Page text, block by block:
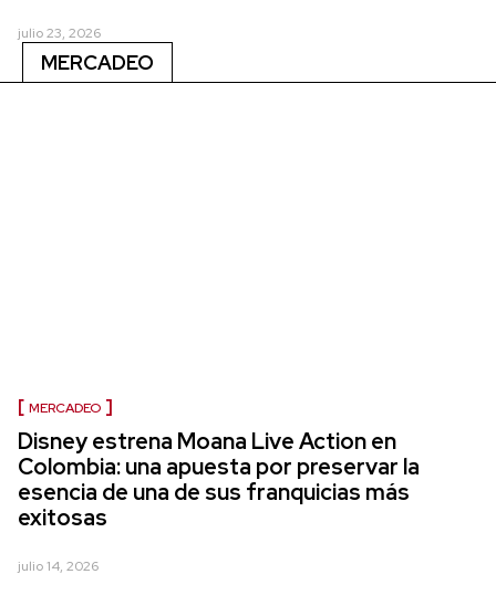
julio 23, 2026
MERCADEO
MERCADEO
Disney estrena Moana Live Action en
Colombia: una apuesta por preservar la
esencia de una de sus franquicias más
exitosas
julio 14, 2026